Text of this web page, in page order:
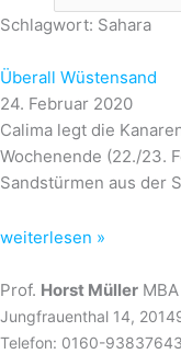
Schlagwort: Sahara
Überall Wüstensand
24. Februar 2020
Calima legt die
Wochenende (22./23.
Sandstürmen aus der
weiterlesen »
Prof. Horst Müller MBA
Jungfrauenthal 14,
Telefon: 0160-93837643